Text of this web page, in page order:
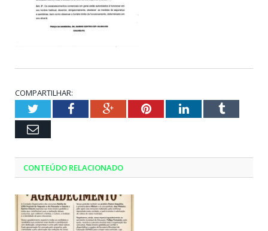
COMPARTILHAR:
TwitterFacebookGoogle+PinterestLinkedInTumblr
Email
CONTEÚDO RELACIONADO